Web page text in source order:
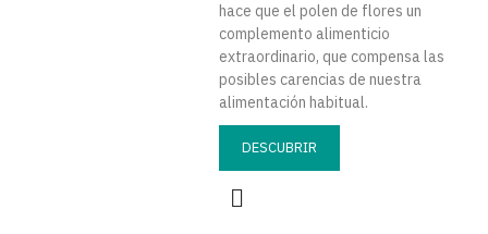
hace que el polen de flores un
complemento alimenticio
extraordinario, que compensa las
posibles carencias de nuestra
alimentación habitual.
DESCUBRIR